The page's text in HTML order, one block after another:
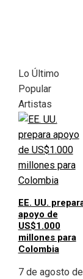
Lo Último
Popular
Artistas
EE. UU.
apoyo de
US$1.000
millones para
Colombia
7 de agosto de